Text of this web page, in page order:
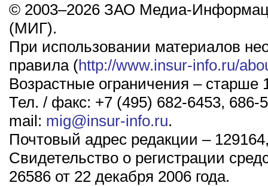
© 2003–2026 ЗАО Медиа-
(МИГ).
При использовании материалов
правила (http://www.insur-info.ru/
Возрастные ограничения – старше
Тел. / факс: +7 (495) 682-6453, 686-
mail: mig@insur-info.ru.
Почтовый адрес редакции –
Свидетельство о регистрации
26586 от 22 декабря 2006 года.